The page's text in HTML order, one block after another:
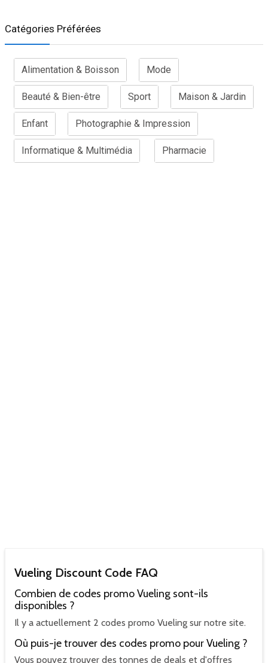
Catégories Préférées
Alimentation & Boisson Mode
Beauté & Bien-être Sport Maison & Jardin
Enfant Photographie & Impression
Informatique & Multimédia Pharmacie
Vueling Discount Code FAQ
Combien de codes promo Vueling sont-ils
disponibles ?
Il y a actuellement 2 codes promo Vueling sur notre site.
Où puis-je trouver des codes promo pour Vueling ?
Vous pouvez trouver des tonnes de deals et d'offres